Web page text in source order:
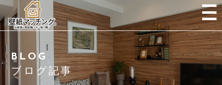
ご挨拶
BLOG
ブログ記事